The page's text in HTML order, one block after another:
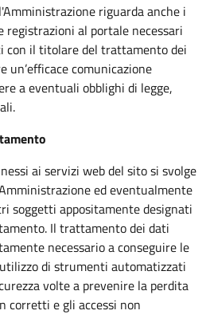
riguarda anche i
al portale necessari
con il titolare del trattamento dei
un’efficace comunicazione
a eventuali obblighi di legge,
ai servizi web del sito si svolge
ed eventualmente
soggetti appositamente designati
Il trattamento dei dati
necessario a conseguire le
di strumenti automatizzati
volte a prevenire la perdita
corretti e gli accessi non